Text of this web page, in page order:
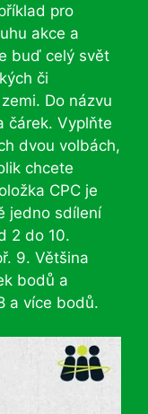
pro
akce a
buď celý svět
či
Do názvu
čárek. Vyplňte
dvou volbách,
chcete
CPC je
jedno sdílení
2 do 10.
9. Většina
bodů a
a více bodů.